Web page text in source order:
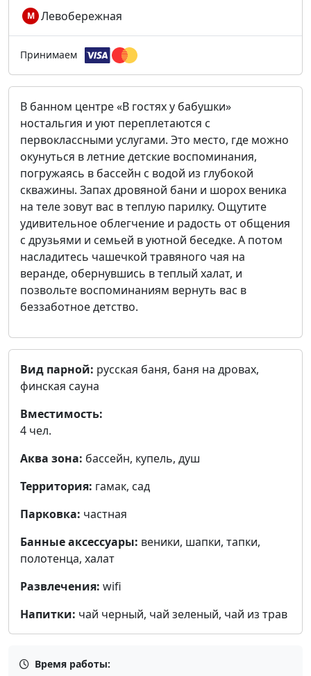
М Левобережная
Принимаем
В банном центре «В гостях у бабушки»
ностальгия и уют переплетаются с
первоклассными услугами. Это место, где можно
окунуться в летние детские воспоминания,
погружаясь в бассейн с водой из глубокой
скважины. Запах дровяной бани и шорох веника
на теле зовут вас в теплую парилку. Ощутите
удивительное облегчение и радость от общения
с друзьями и семьей в уютной беседке. А потом
насладитесь чашечкой травяного чая на
веранде, обернувшись в теплый халат, и
позвольте воспоминаниям вернуть вас в
беззаботное детство.
Вид парной: русская баня, баня на дровах,
финская сауна
Вместимость:
4 чел.
Аква зона: бассейн, купель, душ
Территория: гамак, сад
Парковка: частная
Банные аксессуары: веники, шапки, тапки,
полотенца, халат
Развлечения: wifi
Напитки: чай черный, чай зеленый, чай из трав
Время работы: